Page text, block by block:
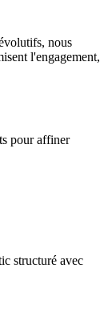
nous
l'engagement,
pour affiner
structuré avec